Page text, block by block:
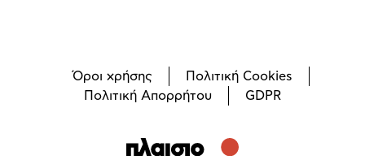
Όροι χρήσης
Πολιτική Cookies
Πολιτική Απορρήτου
GDPR